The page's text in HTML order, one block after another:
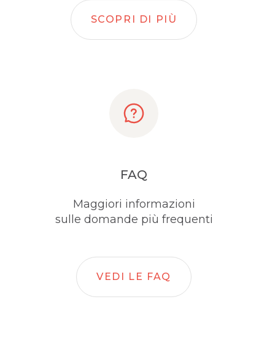
SCOPRI DI PIÙ
FAQ
Maggiori informazioni
sulle domande più frequenti
VEDI LE FAQ